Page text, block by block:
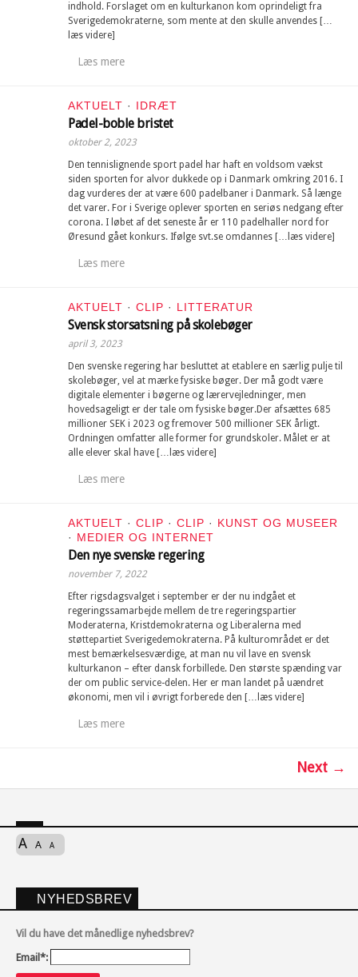
indhold. Forslaget om en kulturkanon kom oprindeligt fra
Sverigedemokraterne, som mente at den skulle anvendes […
læs videre]
Læs mere
AKTUELT · IDRÆT
Padel-boble bristet
oktober 2, 2023
Den tennislignende sport padel har haft en voldsom vækst
siden sporten for alvor dukkede op i Danmark omkring 2016. I
dag vurderes der at være 600 padelbaner i Danmark. Så længe
det varer. For i Sverige oplever sporten en seriøs nedgang efter
corona. I løbet af det seneste år er 110 padelhaller nord for
Øresund gået konkurs. Ifølge svt.se omdannes […læs videre]
Læs mere
AKTUELT · CLIP · LITTERATUR
Svensk storsatsning på skolebøger
april 3, 2023
Den svenske regering har besluttet at etablere en særlig pulje til
skolebøger, vel at mærke fysiske bøger. Der må godt være
digitale elementer i bøgerne og lærervejledninger, men
hovedsageligt er der tale om fysiske bøger.Der afsættes 685
millioner SEK i 2023 og fremover 500 millioner SEK årligt.
Ordningen omfatter alle former for grundskoler. Målet er at
alle elever skal have […læs videre]
Læs mere
AKTUELT · CLIP · CLIP · KUNST OG MUSEER
· MEDIER OG INTERNET
Den nye svenske regering
november 7, 2022
Efter rigsdagsvalget i september er der nu indgået et
regeringssamarbejde mellem de tre regeringspartier
Moderaterna, Kristdemokraterna og Liberalerna med
støttepartiet Sverigedemokraterna. På kulturområdet er det
mest bemærkelsesværdige, at man nu vil lave en svensk
kulturkanon – efter dansk forbillede. Den største spænding var
der om public service-delen. Her er man landet på uændret
økonomi, men vil i øvrigt forberede den […læs videre]
Læs mere
Next →
A A A
NYHEDSBREV
Vil du have det månedlige nyhedsbrev?
Email*: